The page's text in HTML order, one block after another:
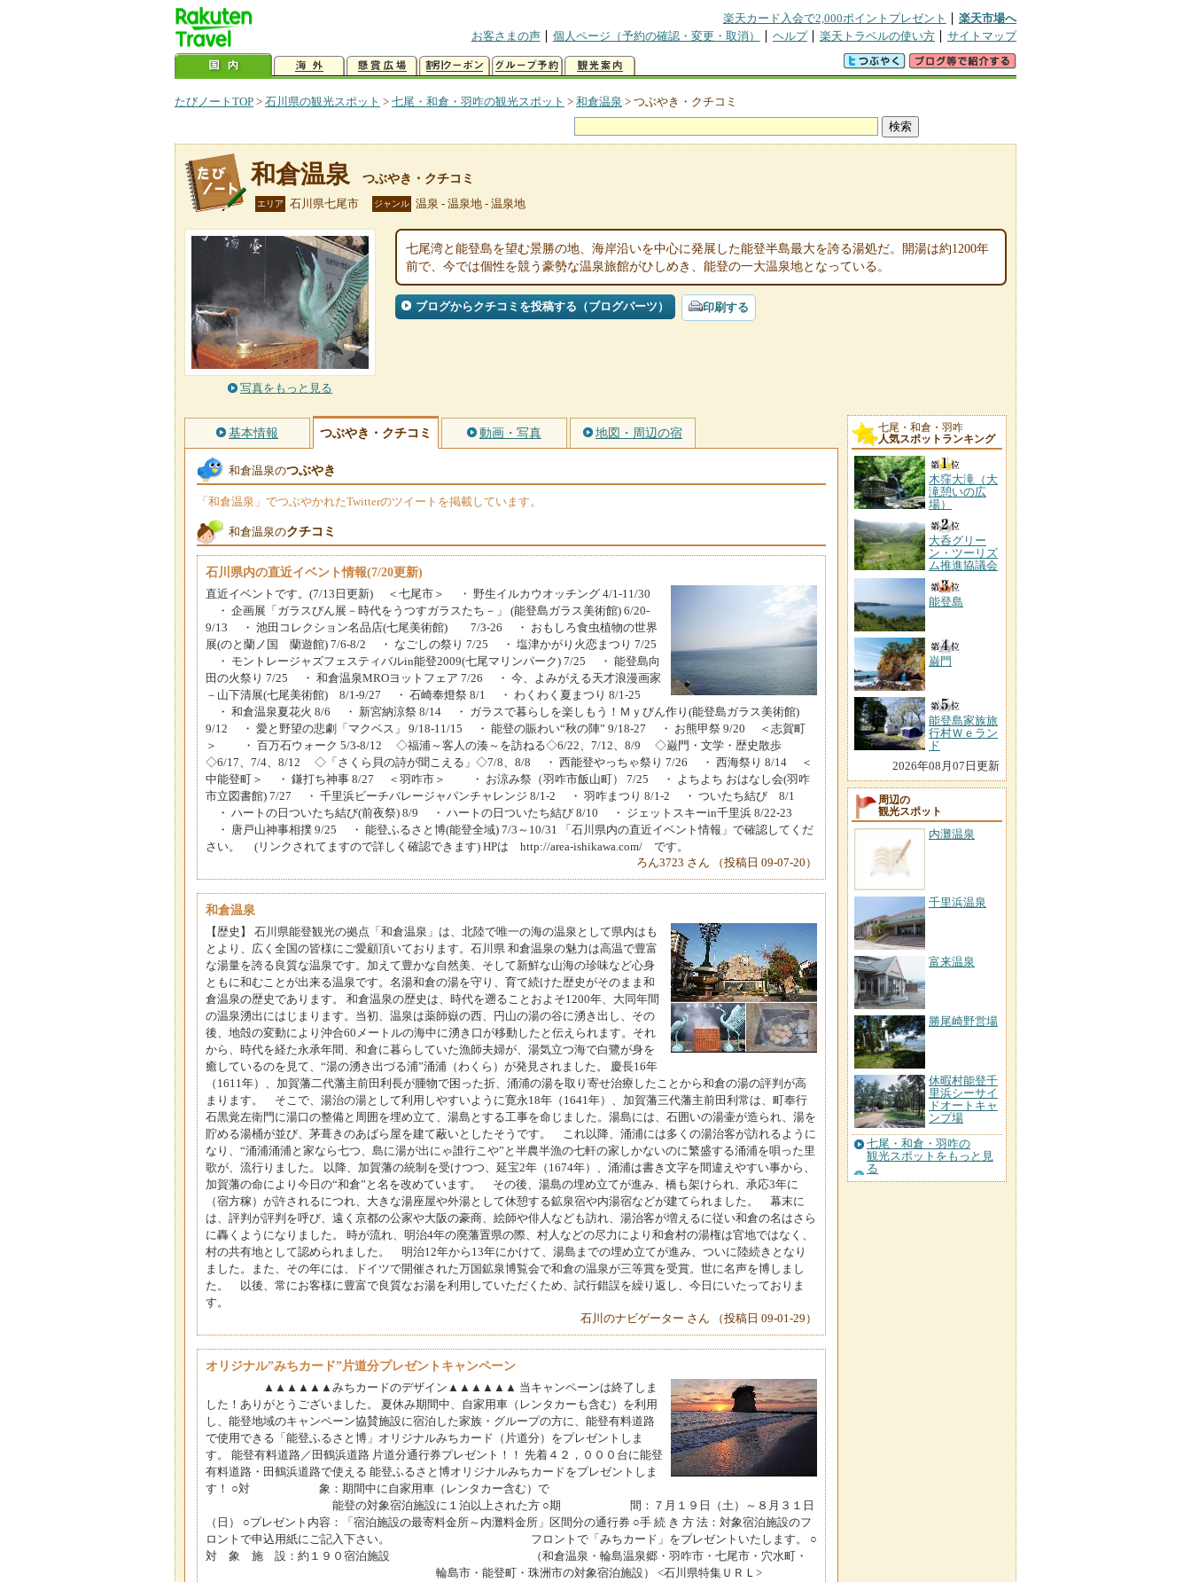
楽天カード入会で2,000ポイントプレゼント
楽天市場へ
お客さまの声
個人ページ（予約の確認・変更・取消） ヘルプ 楽天トラベルの使い方 サイトマップ
たびノートTOP > 石川県の観光スポット > 七尾・和倉・羽咋の観光スポット > 和倉温泉 > つぶやき・クチコミ
和倉温泉 つぶやき・クチコミ
エリア 石川県七尾市 ジャンル 温泉 - 温泉地 - 温泉地
写真をもっと見る
七尾湾と能登島を望む景勝の地、海岸沿いを中心に発展した能登半島最大を誇る湯処だ。開湯は約1200年
前で、今では個性を競う豪勢な温泉旅館がひしめき、能登の一大温泉地となっている。
ブログからクチコミを投稿する（ブログパーツ） 印刷する
基本情報 つぶやき・クチコミ 動画・写真 地図・周辺の宿
和倉温泉のつぶやき
「和倉温泉」でつぶやかれたTwitterのツイートを掲載しています。
和倉温泉のクチコミ
石川県内の直近イベント情報(7/20更新)
直近イベントです。(7/13日更新) ＜七尾市＞ ・ 野生イルカウオッチング 4/1-11/30
・ 企画展「ガラスびん展－時代をうつすガラスたち－」 (能登島ガラス美術館) 6/20-
9/13 ・ 池田コレクション名品店(七尾美術館) 7/3-26 ・ おもしろ食虫植物の世界
展(のと蘭ノ国 蘭遊館) 7/6-8/2 ・ なごしの祭り 7/25 ・ 塩津かがり火恋まつり 7/25
・ モントレージャズフェスティバルin能登2009(七尾マリンパーク) 7/25 ・ 能登島向
田の火祭り 7/25 ・ 和倉温泉MROヨットフェア 7/26 ・ 今、よみがえる天才浪漫画家
－山下清展(七尾美術館) 8/1-9/27 ・ 石崎奉燈祭 8/1 ・ わくわく夏まつり 8/1-25
・ 和倉温泉夏花火 8/6 ・ 新宮納涼祭 8/14 ・ ガラスで暮らしを楽しもう！Ｍｙびん作り(能登島ガラス美術館)
9/12 ・ 愛と野望の悲劇「マクベス」 9/18-11/15 ・ 能登の賑わい“秋の陣” 9/18-27 ・ お熊甲祭 9/20 ＜志賀町
＞ ・ 百万石ウォーク 5/3-8/12 ◇福浦～客人の湊～を訪ねる◇6/22、7/12、8/9 ◇巌門・文学・歴史散歩
◇6/17、7/4、8/12 ◇「さくら貝の詩が聞こえる」◇7/8、8/8 ・ 西能登やっちゃ祭り 7/26 ・ 西海祭り 8/14 ＜
中能登町＞ ・ 鎌打ち神事 8/27 ＜羽咋市＞ ・ お涼み祭（羽咋市飯山町） 7/25 ・ よちよち おはなし会(羽咋
市立図書館) 7/27 ・ 千里浜ビーチバレージャパンチャレンジ 8/1-2 ・ 羽咋まつり 8/1-2 ・ ついたち結び 8/1
・ ハートの日ついたち結び(前夜祭) 8/9 ・ ハートの日ついたち結び 8/10 ・ ジェットスキーin千里浜 8/22-23
・ 唐戸山神事相撲 9/25 ・ 能登ふるさと博(能登全域) 7/3～10/31 「石川県内の直近イベント情報」で確認してくだ
さい。 (リンクされてますので詳しく確認できます) HPは http://area-ishikawa.com/ です。
ろん3723 さん （投稿日 09-07-20）
和倉温泉
【歴史】 石川県能登観光の拠点「和倉温泉」は、北陸で唯一の海の温泉として県内はも
とより、広く全国の皆様にご愛顧頂いております。石川県 和倉温泉の魅力は高温で豊富
な湯量を誇る良質な温泉です。加えて豊かな自然美、そして新鮮な山海の珍味など心身
ともに和むことが出来る温泉です。名湯和倉の湯を守り、育て続けた歴史がそのまま和
倉温泉の歴史であります。 和倉温泉の歴史は、時代を遡ることおよそ1200年、大同年間
の温泉湧出にはじまります。当初、温泉は薬師嶽の西、円山の湯の谷に湧き出し、その
後、地殻の変動により沖合60メートルの海中に湧き口が移動したと伝えられます。それ
から、時代を経た永承年間、和倉に暮らしていた漁師夫婦が、湯気立つ海で白鷺が身を
癒しているのを見て、“湯の湧き出づる浦”涌浦（わくら）が発見されました。 慶長16年
（1611年）、加賀藩二代藩主前田利長が腫物で困った折、涌浦の湯を取り寄せ治療したことから和倉の湯の評判が高
まります。 そこで、湯治の湯として利用しやすいように寛永18年（1641年）、加賀藩三代藩主前田利常は、町奉行
石黒覚左衛門に湯口の整備と周囲を埋め立て、湯島とする工事を命じました。湯島には、石囲いの湯壷が造られ、湯を
貯める湯桶が並び、茅葺きのあばら屋を建て蔽いとしたそうです。 これ以降、涌浦には多くの湯治客が訪れるように
なり、“涌浦涌浦と家なら七つ、島に湯が出にゃ誰行こや”と半農半漁の七軒の家しかないのに繁盛する涌浦を唄った里
歌が、流行りました。 以降、加賀藩の統制を受けつつ、延宝2年（1674年）、涌浦は書き文字を間違えやすい事から、
加賀藩の命により今日の“和倉”と名を改めています。 その後、湯島の埋め立てが進み、橋も架けられ、承応3年に
（宿方稼）が許されるにつれ、大きな湯座屋や外湯として休憩する鉱泉宿や内湯宿などが建てられました。 幕末に
は、評判が評判を呼び、遠く京都の公家や大阪の豪商、絵師や俳人なども訪れ、湯治客が増えるに従い和倉の名はさら
に轟くようになりました。 時が流れ、明治4年の廃藩置県の際、村人などの尽力により和倉村の湯権は官地ではなく、
村の共有地として認められました。 明治12年から13年にかけて、湯島までの埋め立てが進み、ついに陸続きとなり
ました。また、その年には、ドイツで開催された万国鉱泉博覧会で和倉の温泉が三等賞を受賞。世に名声を博しまし
た。 以後、常にお客様に豊富で良質なお湯を利用していただくため、試行錯誤を繰り返し、今日にいたっておりま
す。
石川のナビゲーター さん （投稿日 09-01-29）
オリジナル”みちカード”片道分プレゼントキャンペーン
▲▲▲▲▲▲みちカードのデザイン▲▲▲▲▲▲ 当キャンペーンは終了しま
した！ありがとうございました。 夏休み期間中、自家用車（レンタカーも含む）を利用
し、能登地域のキャンペーン協賛施設に宿泊した家族・グループの方に、能登有料道路
で使用できる「能登ふるさと博」オリジナルみちカード（片道分）をプレゼントしま
す。 能登有料道路／田鶴浜道路 片道分通行券プレゼント！！ 先着４２，０００台に能登
有料道路・田鶴浜道路で使える 能登ふるさと博オリジナルみちカードをプレゼントしま
す！ ○対 象：期間中に自家用車（レンタカー含む）で
能登の対象宿泊施設に１泊以上された方 ○期 間：７月１９日（土）～８月３１日
（日） ○プレゼント内容：「宿泊施設の最寄料金所～内灘料金所」区間分の通行券 ○手 続 き 方 法：対象宿泊施設のフ
ロントで申込用紙にご記入下さい。 フロントで「みちカード」をプレゼントいたします。 ○
対 象 施 設：約１９０宿泊施設 （和倉温泉・輪島温泉郷・羽咋市・七尾市・穴水町・
輪島市・能登町・珠洲市の対象宿泊施設） <石川県特集ＵＲＬ>
七尾・和倉・羽咋
人気スポットランキング
木窪大滝（大
滝憩いの広
場）
大呑グリー
ン・ツーリズ
ム推進協議会
能登島
巌門
能登島家族旅
行村Ｗｅラン
ド
2026年08月07日更新
周辺の
観光スポット
内灘温泉
千里浜温泉
富来温泉
勝尾崎野営場
休暇村能登千
里浜シーサイ
ドオートキャ
ンプ場
七尾・和倉・羽咋の
観光スポットをもっと見
る